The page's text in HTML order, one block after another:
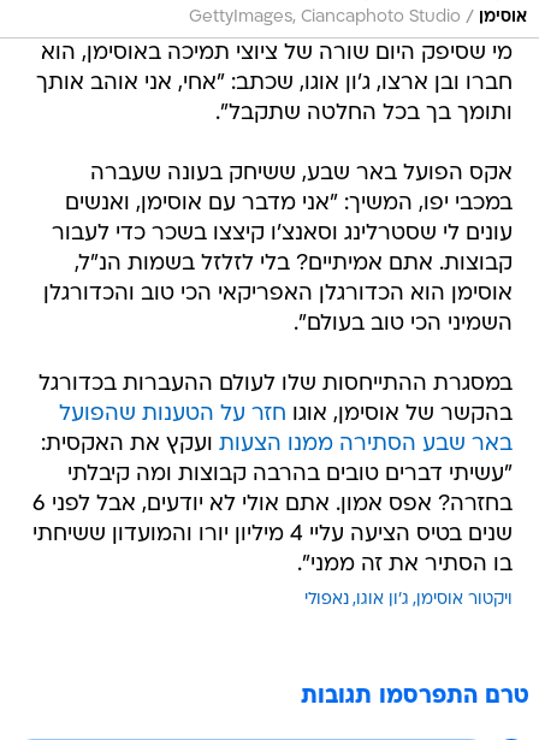
אוסימן
/
GettyImages, Ciancaphoto Studio
מי שסיפק היום שורה של ציוצי תמיכה באוסימן, הוא
חברו ובן ארצו, ג'ון אוגו, שכתב: "אחי, אני אוהב אותך
ותומך בך בכל החלטה שתקבל".
אקס הפועל באר שבע, ששיחק בעונה שעברה
במכבי יפו, המשיך: "אני מדבר עם אוסימן, ואנשים
עונים לי שסטרלינג וסאנצ'ו קיצצו בשכר כדי לעבור
קבוצות. אתם אמיתיים? בלי לזלזל בשמות הנ"ל,
אוסימן הוא הכדורגלן האפריקאי הכי טוב והכדורגלן
השמיני הכי טוב בעולם".
במסגרת ההתייחסות שלו לעולם ההעברות בכדורגל
בהקשר של אוסימן, אוגו חזר על הטענות שהפועל
באר שבע הסתירה ממנו הצעות ועקץ את האקסית:
"עשיתי דברים טובים בהרבה קבוצות ומה קיבלתי
בחזרה? אפס אמון. אתם אולי לא יודעים, אבל לפני 6
שנים בטיס הציעה עליי 4 מיליון יורו והמועדון ששיחתי
בו הסתיר את זה ממני".
ויקטור אוסימן ג'ון אוגו נאפולי
טרם התפרסמו תגובות